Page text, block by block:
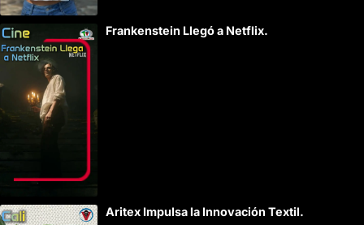
Frankenstein Llegó a Netflix.
Aritex Impulsa la Innovación Textil.